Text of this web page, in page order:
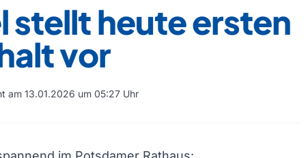
stellt heute ersten
vor
am 13.01.2026 um 05:27 Uhr